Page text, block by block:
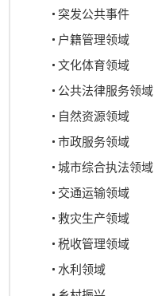
突发公共事件
户籍管理领域
文化体育领域
公共法律服务领域
自然资源领域
市政服务领域
城市综合执法领域
交通运输领域
救灾生产领域
税收管理领域
水利领域